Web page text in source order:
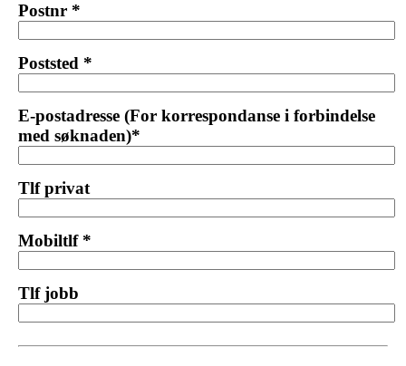
Postnr *
Poststed *
E-postadresse (For korrespondanse i forbindelse
med søknaden)*
Tlf privat
Mobiltlf *
Tlf jobb